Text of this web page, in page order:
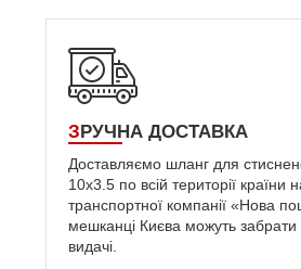
ЗРУЧНА ДОСТАВКА
Доставляємо шланг для
10х3.5 по всій території країни
транспортної компанії «Нова
мешканці Києва можуть забрати
видачі.